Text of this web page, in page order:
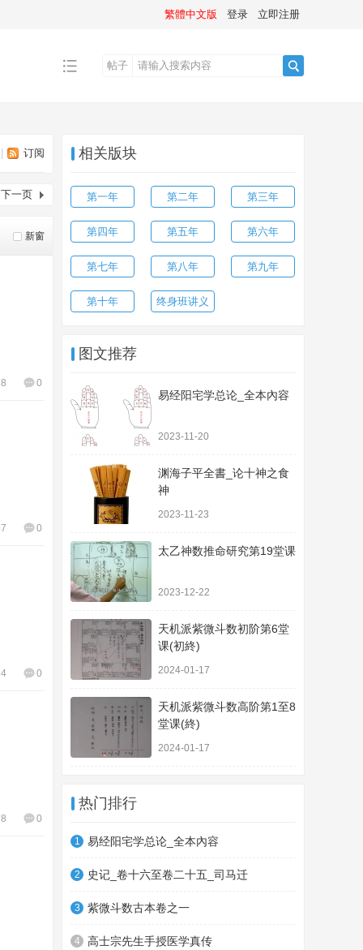
繁體中文版 登录 立即注册
帖子
订阅
下一页
新窗
0
0
0
0
相关版块
第一年 第二年 第三年
第四年 第五年 第六年
第七年 第八年 第九年
第十年 终身班讲义
图文推荐
易经阳宅学总论_全本內容
2023-11-20
渊海子平全書_论十神之食
神
2023-11-23
太乙神数推命研究第19堂课
2023-12-22
天机派紫微斗数初阶第6堂
课(初終)
2024-01-17
天机派紫微斗数高阶第1至8
堂课(終)
2024-01-17
热门排行
1 易经阳宅学总论_全本內容
2 史记_卷十六至卷二十五_司马迁
3 紫微斗数古本卷之一
4 高士宗先生手授医学真传